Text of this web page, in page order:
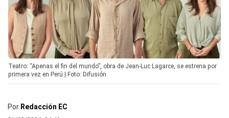
Teatro: “Apenas el fin del mundo”, obra de Jean-Luc Lagarce, se estrena por
primera vez en Perú | Foto: Difusión
Por Redacción EC